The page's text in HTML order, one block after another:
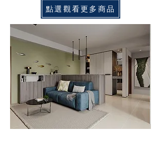
點選觀看更多商品